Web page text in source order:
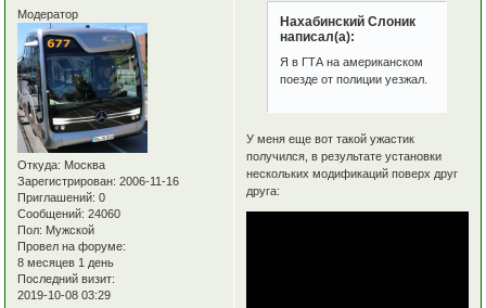
Модератор
Откуда: Москва
Зарегистрирован: 2006-11-16
Приглашений: 0
Сообщений: 24060
Пол: Мужской
Провел на форуме:
8 месяцев 1 день
Последний визит:
2019-10-08 03:29
Нахабинский Слоник
написал(а):
Я в ГТА на американском
поезде от полиции уезжал.
У меня еще вот такой ужастик
получился, в результате установки
нескольких модификаций поверх друг
друга: